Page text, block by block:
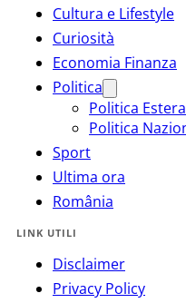
Cultura e Lifestyle
Curiosità
Economia Finanza
Politica
Politica Estera
Politica
Sport
Ultima ora
România
LINK UTILI
Disclaimer
Privacy Policy